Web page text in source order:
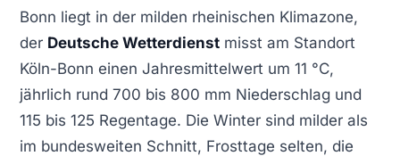
Bonn liegt in der milden rheinischen Klimazone,
der Deutsche Wetterdienst misst am Standort
Köln-Bonn einen Jahresmittelwert um 11 °C,
jährlich rund 700 bis 800 mm Niederschlag und
115 bis 125 Regentage. Die Winter sind milder als
im bundesweiten Schnitt, Frosttage selten, die